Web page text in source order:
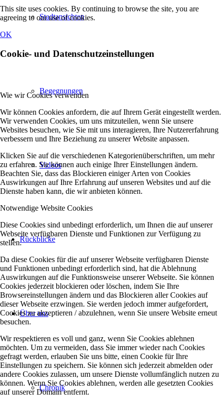
Stadtansichten
Begegnungen
Videos
Rückblicke
Über uns
Chronik
This site uses cookies. By continuing to browse the site, you are
agreeing to our use of cookies.
OK
Cookie- und Datenschutzeinstellungen
Wie wir Cookies verwenden
Wir können Cookies anfordern, die auf Ihrem Gerät eingestellt werden.
Wir verwenden Cookies, um uns mitzuteilen, wenn Sie unsere
Websites besuchen, wie Sie mit uns interagieren, Ihre Nutzererfahrung
verbessern und Ihre Beziehung zu unserer Website anpassen.
Klicken Sie auf die verschiedenen Kategorienüberschriften, um mehr
zu erfahren. Sie können auch einige Ihrer Einstellungen ändern.
Beachten Sie, dass das Blockieren einiger Arten von Cookies
Auswirkungen auf Ihre Erfahrung auf unseren Websites und auf die
Dienste haben kann, die wir anbieten können.
Notwendige Website Cookies
Diese Cookies sind unbedingt erforderlich, um Ihnen die auf unserer
Webseite verfügbaren Dienste und Funktionen zur Verfügung zu
stellen.
Da diese Cookies für die auf unserer Webseite verfügbaren Dienste
und Funktionen unbedingt erforderlich sind, hat die Ablehnung
Auswirkungen auf die Funktionsweise unserer Webseite. Sie können
Cookies jederzeit blockieren oder löschen, indem Sie Ihre
Browsereinstellungen ändern und das Blockieren aller Cookies auf
dieser Webseite erzwingen. Sie werden jedoch immer aufgefordert,
Cookies zu akzeptieren / abzulehnen, wenn Sie unsere Website erneut
besuchen.
Wir respektieren es voll und ganz, wenn Sie Cookies ablehnen
möchten. Um zu vermeiden, dass Sie immer wieder nach Cookies
gefragt werden, erlauben Sie uns bitte, einen Cookie für Ihre
Einstellungen zu speichern. Sie können sich jederzeit abmelden oder
andere Cookies zulassen, um unsere Dienste vollumfänglich nutzen zu
können. Wenn Sie Cookies ablehnen, werden alle gesetzten Cookies
auf unserer Domain entfernt.